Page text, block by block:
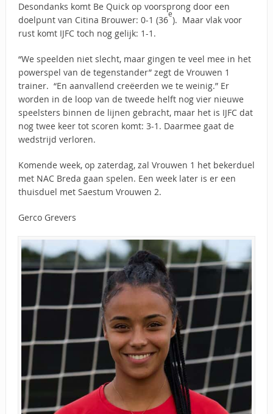
Desondanks komt Be Quick op voorsprong door een
doelpunt van Citina Brouwer: 0-1 (36
e
). Maar vlak voor
rust komt IJFC toch nog gelijk: 1-1.
“We speelden niet slecht, maar gingen te veel mee in het
powerspel van de tegenstander” zegt de Vrouwen 1
trainer. “En aanvallend creëerden we te weinig.” Er
worden in de loop van de tweede helft nog vier nieuwe
speelsters binnen de lijnen gebracht, maar het is IJFC dat
nog twee keer tot scoren komt: 3-1. Daarmee gaat de
wedstrijd verloren.
Komende week, op zaterdag, zal Vrouwen 1 het bekerduel
met NAC Breda gaan spelen. Een week later is er een
thuisduel met Saestum Vrouwen 2.
Gerco Grevers